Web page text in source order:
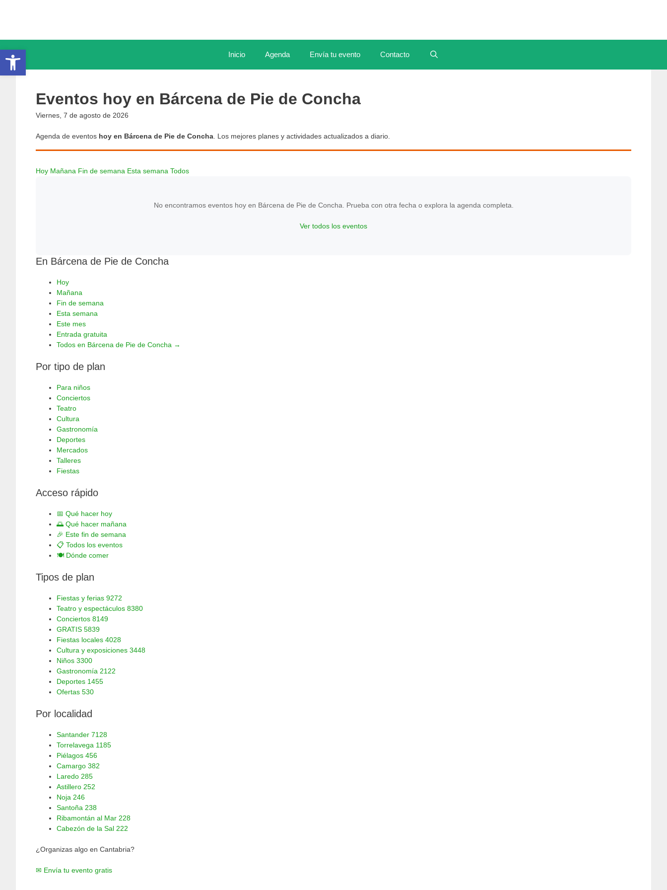
Abrir barra de herramientas Inicio Agenda Envía tu evento Contacto
Eventos hoy en Bárcena de Pie de Concha
Viernes, 7 de agosto de 2026
Agenda de eventos hoy en Bárcena de Pie de Concha . Los mejores planes y actividades actualizados a diario.
Hoy Mañana Fin de semana Esta semana Todos
No encontramos eventos hoy en Bárcena de Pie de Concha. Prueba con otra fecha o explora la agenda completa.
Ver todos los eventos
En Bárcena de Pie de Concha
Hoy
Mañana
Fin de semana
Esta semana
Este mes
Entrada gratuita
Todos en Bárcena de Pie de Concha →
Por tipo de plan
Para niños
Conciertos
Teatro
Cultura
Gastronomía
Deportes
Mercados
Talleres
Fiestas
Acceso rápido
📅 Qué hacer hoy
🌅 Qué hacer mañana
🎉 Este fin de semana
📋 Todos los eventos
🍽️ Dónde comer
Tipos de plan
Fiestas y ferias 9272
Teatro y espectáculos 8380
Conciertos 8149
GRATIS 5839
Fiestas locales 4028
Cultura y exposiciones 3448
Niños 3300
Gastronomía 2122
Deportes 1455
Ofertas 530
Por localidad
Santander 7128
Torrelavega 1185
Piélagos 456
Camargo 382
Laredo 285
Astillero 252
Noja 246
Santoña 238
Ribamontán al Mar 228
Cabezón de la Sal 222
¿Organizas algo en Cantabria?
✉ Envía tu evento gratis